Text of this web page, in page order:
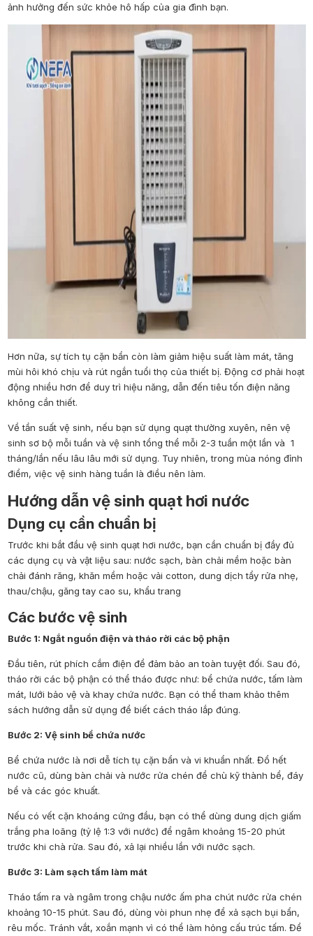
ảnh hưởng đến sức khỏe hô hấp của gia đình bạn.
Hơn nữa, sự tích tụ cặn bẩn còn làm giảm hiệu suất làm mát, tăng
mùi hôi khó chịu và rút ngắn tuổi thọ của thiết bị. Động cơ phải hoạt
động nhiều hơn để duy trì hiệu năng, dẫn đến tiêu tốn điện năng
không cần thiết.
Về tần suất vệ sinh, nếu bạn sử dụng quạt thường xuyên, nên vệ
sinh sơ bộ mỗi tuần và vệ sinh tổng thể mỗi 2-3 tuần một lần và 1
tháng/lần nếu lâu lâu mới sử dụng. Tuy nhiên, trong mùa nóng đỉnh
điểm, việc vệ sinh hàng tuần là điều nên làm.
Hướng dẫn vệ sinh quạt hơi nước
Dụng cụ cần chuẩn bị
Trước khi bắt đầu vệ sinh quạt hơi nước, bạn cần chuẩn bị đầy đủ
các dụng cụ và vật liệu sau: nước sạch, bàn chải mềm hoặc bàn
chải đánh răng, khăn mềm hoặc vải cotton, dung dịch tẩy rửa nhẹ,
thau/chậu, găng tay cao su, khẩu trang
Các bước vệ sinh
Bước 1: Ngắt nguồn điện và tháo rời các bộ phận
Đầu tiên, rút phích cắm điện để đảm bảo an toàn tuyệt đối. Sau đó,
tháo rời các bộ phận có thể tháo được như: bể chứa nước, tấm làm
mát, lưới bảo vệ và khay chứa nước. Bạn có thể tham khảo thêm
sách hướng dẫn sử dụng để biết cách tháo lắp đúng.
Bước 2: Vệ sinh bể chứa nước
Bể chứa nước là nơi dễ tích tụ cặn bẩn và vi khuẩn nhất. Đổ hết
nước cũ, dùng bàn chải và nước rửa chén để chù kỹ thành bể, đáy
bể và các góc khuất.
Nếu có vết cặn khoáng cứng đầu, bạn có thể dùng dung dịch giấm
trắng pha loãng (tỷ lệ 1:3 với nước) để ngâm khoảng 15-20 phút
trước khi chà rửa. Sau đó, xả lại nhiều lần với nước sạch.
Bước 3: Làm sạch tấm làm mát
Tháo tấm ra và ngâm trong chậu nước ấm pha chút nước rửa chén
khoảng 10-15 phút. Sau đó, dùng vòi phun nhẹ để xả sạch bụi bẩn,
rêu mốc. Tránh vắt, xoắn mạnh vì có thể làm hỏng cấu trúc tấm. Để